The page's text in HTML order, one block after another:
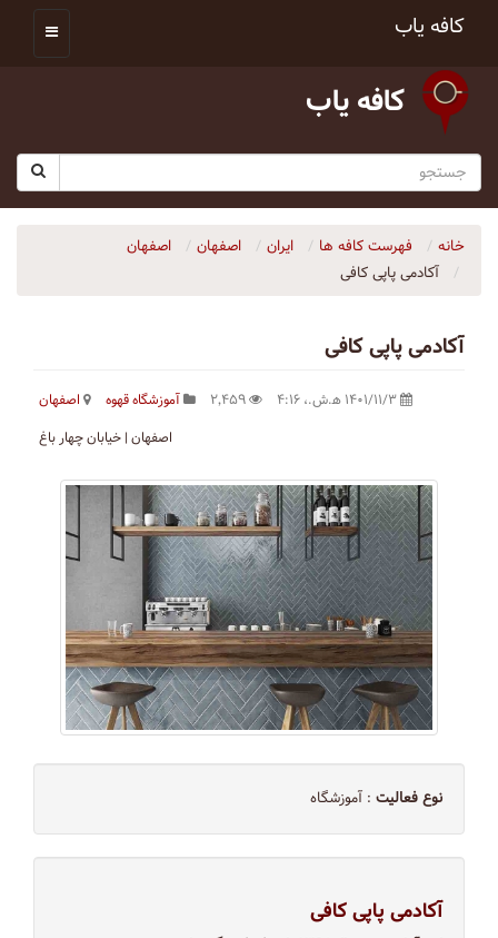
کافه یاب
کافه یاب
خانه فهرست کافه ها ایران اصفهان
اصفهان
آکادمی پاپی کافی
آکادمی پاپی کافی
آموزشگاه قهوه
اصفهان
اصفهان | خیابان چهار باغ
نوع فعالیت : آموزشگاه
آکادمی پاپی کافی